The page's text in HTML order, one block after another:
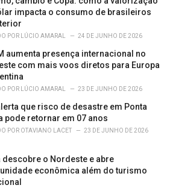
impacta o consumo de brasileiros
POR LÚCIO AMARAL 24 DE JUNHO DE 2026
aumenta presença internacional no
com mais voos diretos para Europa
POR LÚCIO AMARAL 23 DE JUNHO DE 2026
que risco de desastre em Ponta
pode retornar em 07 anos
POR OTAVIANO LACET 23 DE JUNHO DE 2026
descobre o Nordeste e abre
econômica além do turismo